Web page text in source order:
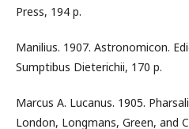
Press, 194 p.
Manilius. 1907. Astronomicon.
Sumptibus Dieterichii, 170 p.
Marcus A. Lucanus. 1905.
London, Longmans, Green, and